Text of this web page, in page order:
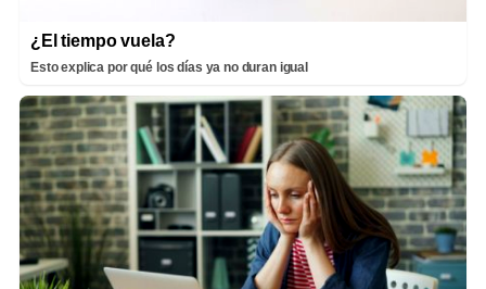
¿El tiempo vuela?
Esto explica por qué los días ya no duran igual